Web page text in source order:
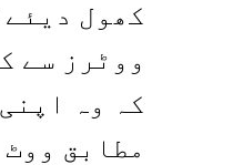
کھول دیئے
ووٹرز سے
کہ وہ
مطابق ووٹ